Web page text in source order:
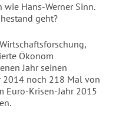
Hans-Werner Sinn.
geht?
Ökonom
Jahr seinen
2014 noch 218 Mal von
Euro-Krisen-Jahr 2015